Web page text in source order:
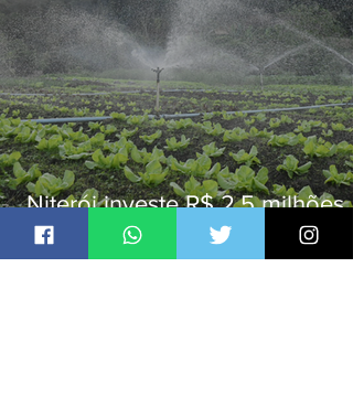
Niterói investe R$ 2,5 milhões
em alimentos da agricultura
familiar para merenda escolar